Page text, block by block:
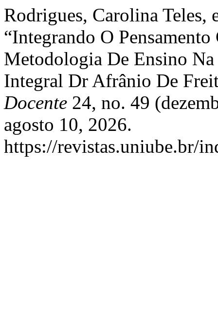
Rodrigues, Carolina Teles,
“Integrando O
Metodologia De Ensino
Integral Dr Afrânio De
Docente 24, no. 49
agosto 10, 2026.
https://revistas.uniube.br/